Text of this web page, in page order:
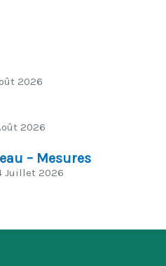
2026
2026
– Mesures
Juillet 2026